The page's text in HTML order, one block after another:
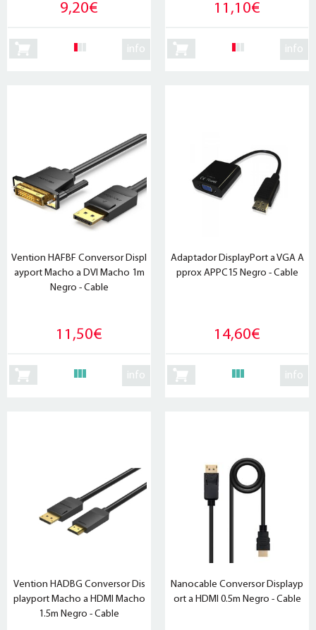
9,20€
info
11,10€
info
Vention HAFBF Conversor Displ
ayport Macho a DVI Macho 1m
Negro - Cable
11,50€
info
Adaptador DisplayPort a VGA A
pprox APPC15 Negro - Cable
14,60€
info
Vention HADBG Conversor Dis
playport Macho a HDMI Macho
1.5m Negro - Cable
Nanocable Conversor Displayp
ort a HDMI 0.5m Negro - Cable